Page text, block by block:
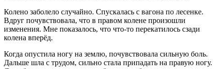
Колено заболело случайно. Спускалась с вагона по лесенке.
Вдруг почувствовала, что в правом колене произошли
изменения. Мне показалось, что что-то перекатилось сзади
колена вперёд.
Когда опустила ногу на землю, почувствовала сильную боль.
Дальше шла с трудом, сильно стала припадать на правую ногу.